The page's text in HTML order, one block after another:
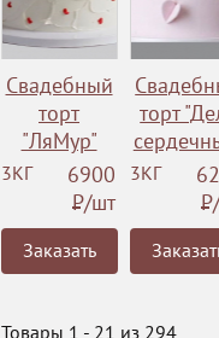
Свадебный
торт
"ЛяМур"
3КГ
6900
Р/шт
Заказать
торт
3КГ
Р
Товары 1 - 21 из 294